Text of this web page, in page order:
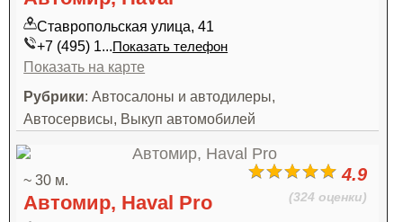
Ставропольская улица, 41
+7 (495) 1...Показать телефон
Показать на карте
Рубрики: Автосалоны и автодилеры,
Автосервисы, Выкуп автомобилей
4.9
(324 оценки)
~ 30 м.
Автомир, Haval Pro